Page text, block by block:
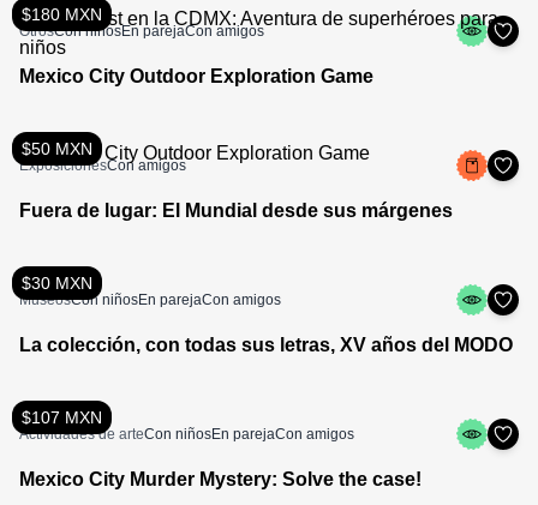
$180 MXN
OtrosCon niñosEn parejaCon amigos
Mexico City Outdoor Exploration Game
$50 MXN
ExposicionesCon amigos
Fuera de lugar: El Mundial desde sus márgenes
$30 MXN
MuseosCon niñosEn parejaCon amigos
La colección, con todas sus letras, XV años del MODO
$107 MXN
Actividades de arteCon niñosEn parejaCon amigos
Mexico City Murder Mystery: Solve the case!